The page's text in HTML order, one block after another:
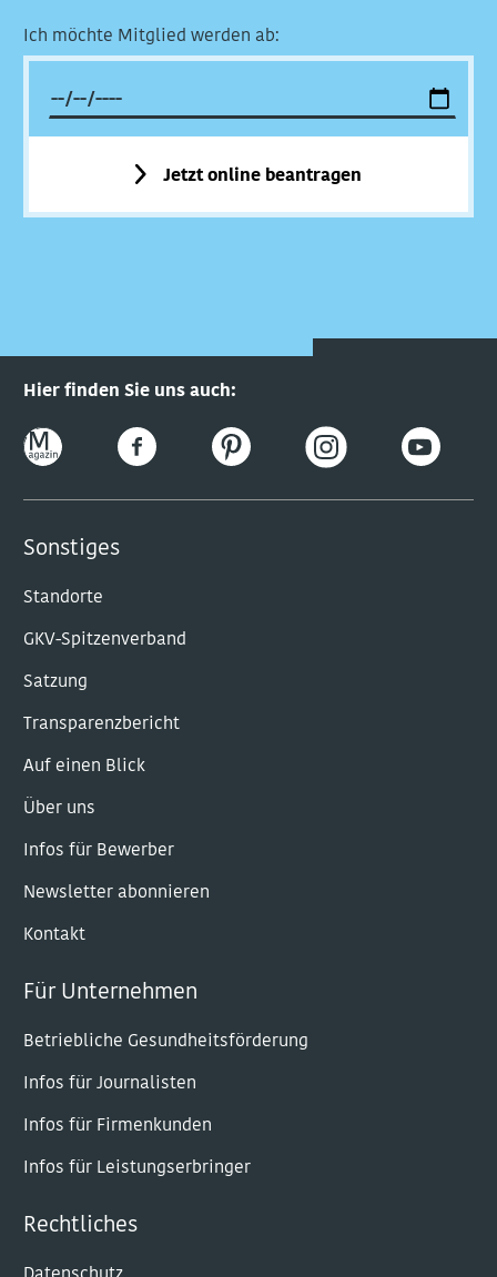
Ich möchte Mitglied werden ab:
Jetzt online beantragen
Hier finden Sie uns auch:
Sonstiges
Standorte
GKV-Spitzenverband
Satzung
Transparenzbericht
Auf einen Blick
Über uns
Infos für Bewerber
Newsletter abonnieren
Kontakt
Für Unternehmen
Betriebliche Gesundheitsförderung
Infos für Journalisten
Infos für Firmenkunden
Infos für Leistungserbringer
Rechtliches